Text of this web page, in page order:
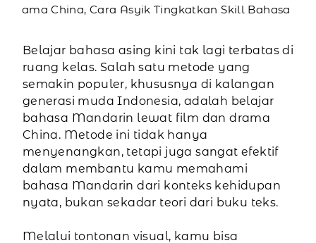
ama China, Cara Asyik Tingkatkan Skill Bahasa
Belajar bahasa asing kini tak lagi terbatas di
ruang kelas. Salah satu metode yang
semakin populer, khususnya di kalangan
generasi muda Indonesia, adalah belajar
bahasa Mandarin lewat film dan drama
China. Metode ini tidak hanya
menyenangkan, tetapi juga sangat efektif
dalam membantu kamu memahami
bahasa Mandarin dari konteks kehidupan
nyata, bukan sekadar teori dari buku teks.
Melalui tontonan visual, kamu bisa